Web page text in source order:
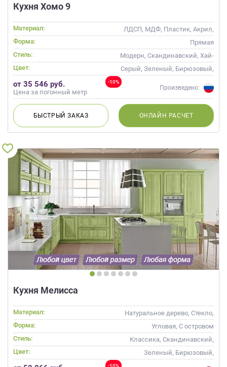
Кухня Хомо 9
Материал:
ЛДСП, МДФ, Пластик, Акрил,
Alvic / УФ лак
Форма:
Прямая
Стиль:
Модерн, Скандинавский, Хай-
тек, Современные
Цвет:
Серый, Зеленый, Бирюзовый,
Оливковый, Салатовый,
Мятный
-10%
от 35 546 руб.
Цена за погонный метр
Произведено:
БЫСТРЫЙЗАКАЗ ОНЛАЙН РАСЧЕТ
Кухня Мелисса
Материал:
Натуральное дерево, Стекло,
Массив
Форма:
Угловая, С островом
Стиль:
Классика, Скандинавский,
Неоклассика
Цвет:
Зеленый, Бирюзовый,
Оливковый, Салатовый,
-10%